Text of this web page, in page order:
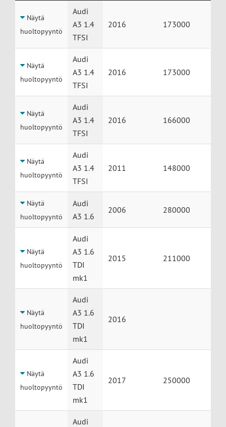
Auto
Näytä
huoltopyyntö
Audi
A3 1.4
TFSI
2016 173000
Näytä
huoltopyyntö
Audi
A3 1.4
TFSI
2016 173000
Näytä
huoltopyyntö
Audi
A3 1.4
TFSI
2016 166000
Näytä
huoltopyyntö
Audi
A3 1.4
TFSI
2011 148000
Näytä
huoltopyyntö
Audi
A3 1.6
2006 280000
Näytä
huoltopyyntö
Audi
A3 1.6
TDI
mk1
2015 211000
Näytä
huoltopyyntö
Audi
A3 1.6
TDI
mk1
2016
Näytä
huoltopyyntö
Audi
A3 1.6
TDI
mk1
2017 250000
Audi